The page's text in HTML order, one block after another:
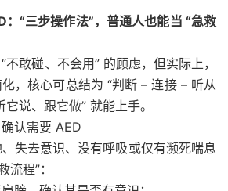
：“三步操作法”，普通人也能当 “急救
敢碰、不会用” 的顾虑，但实际上，
，核心可总结为 “判断 – 连接 – 听从
说、跟它做” 就能上手。
认需要 AED
失去意识、没有呼吸或仅有濒死喘息
流程”：